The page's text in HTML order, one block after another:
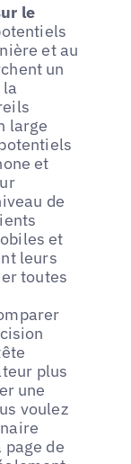
le
et au
un
large
et
de
et
leurs
toutes
plus
une
voulez
de